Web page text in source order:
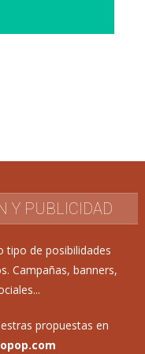
Y PUBLICIDAD
tipo de posibilidades
Campañas, banners,
propuestas en